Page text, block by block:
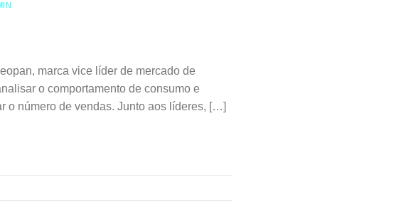
marca vice líder de mercado de
o comportamento de consumo e
o número de vendas. Junto aos líderes, […]